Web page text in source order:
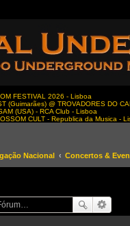
FESTIVAL 2026 - Lisboa
(Guimarães) @ TROVADORES DO
(USA) - RCA Club - Lisboa
CULT - Republica da Musica -
Nacional Concertos &